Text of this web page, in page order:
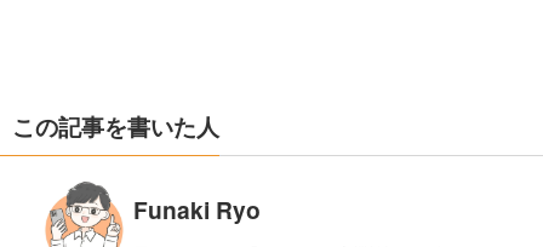
この記事を書いた人
Funaki Ryo